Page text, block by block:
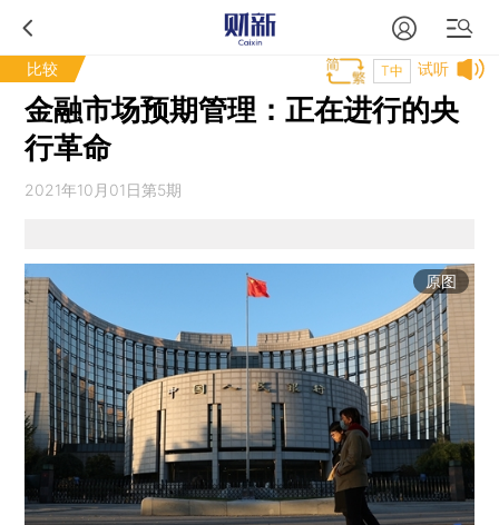
比较 试听
T中
金融市场预期管理：正在进行的央
行革命
2021年10月01日第5期
原图